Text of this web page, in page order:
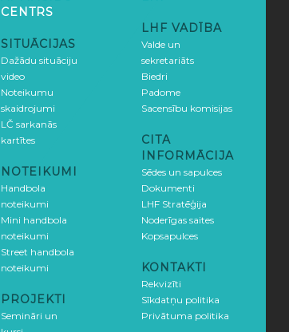
CENTRS
SITUĀCIJAS
Dažādu situāciju
video
Noteikumu
skaidrojumi
LČ sarkanās
kartītes
NOTEIKUMI
Handbola
noteikumi
Mini handbola
noteikumi
Street handbola
noteikumi
PROJEKTI
Semināri un
LHF VADĪBA
Valde un
sekretariāts
Biedri
Padome
Sacensību komisijas
CITA
INFORMĀCIJA
Sēdes un sapulces
Dokumenti
LHF Stratēģija
Noderīgas saites
Kopsapulces
KONTAKTI
Rekvizīti
Sīkdatņu politika
Privātuma politika